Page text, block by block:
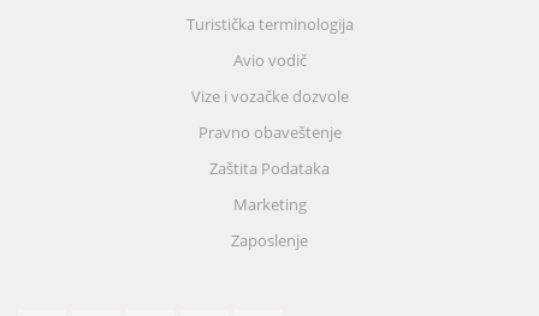
Turistička terminologija
Avio vodič
Vize i vozačke dozvole
Pravno obaveštenje
Zaštita Podataka
Marketing
Zaposlenje